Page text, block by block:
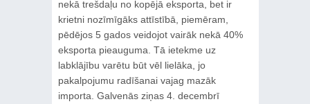
nekā trešdaļu no kopējā eksporta, bet ir
krietni nozīmīgāks attīstībā, piemēram,
pēdējos 5 gados veidojot vairāk nekā 40%
eksporta pieauguma. Tā ietekme uz
labklājību varētu būt vēl lielāka, jo
pakalpojumu radīšanai vajag mazāk
importa. Galvenās ziņas 4. decembrī